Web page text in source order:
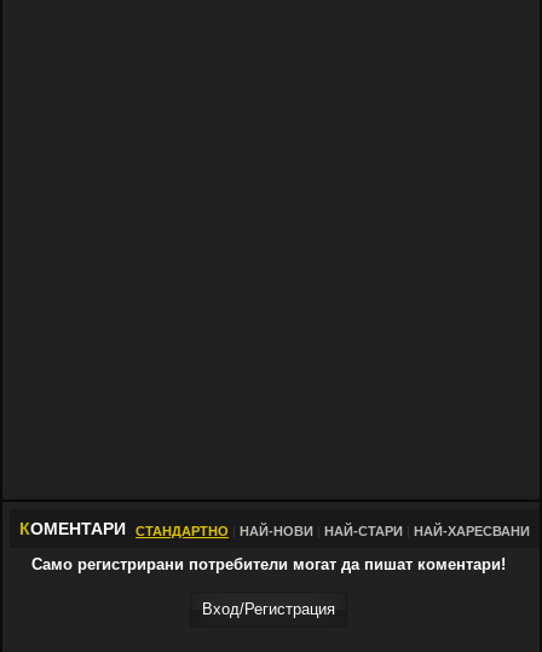
КОМЕНТАРИ СТАНДАРТНО НАЙ-НОВИ НАЙ-СТАРИ НАЙ-ХАРЕСВАНИ
Само регистрирани потребители могат да пишат коментари!
Вход/Регистрaция